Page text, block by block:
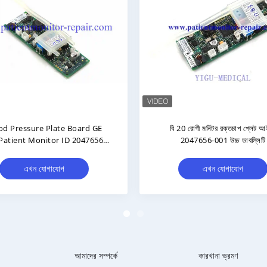
14 লিডওয়্যার সেট 10 লিড কলা AHA
10 লিড 90CM # 2016032-001
এখন যোগাযোগ
GE V100 রোগীর মনিটর নিউম্যাটিক
মেডিকেল সরঞ্জামের জন্য সম্পূর্ণ সেট
এখন যোগাযোগ
আমাদের সম্পর্কে কারখানা ভ্রমণ